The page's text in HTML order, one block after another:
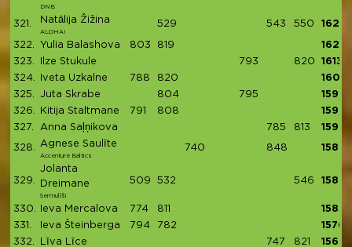
DNB
321. Natālija Žižina
ALOHA!
529 543 550 1622
322. Yulia Balashova 803 819
1622
323.
Ilze Stukule 793 820
1613
324.
Iveta Uzkalne 788 820
1608
325.
Juta Skrabe 804 795
1599
326.
Kitija Staltmane 791 808
1599
327.
Anna Saļņikova 785 813 1598
328. Agnese Saulīte
Accenture Baltics
740 848 1588
329.
Jolanta
Dreimane
Sermulīši
509 532 546 1587
330. Ieva Mercalova 774 811
1585
331.
Ieva Šteinberga 794 782
1576
332.
Līva Līce 747 821 1568